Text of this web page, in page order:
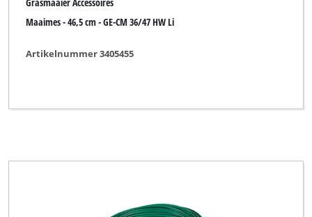
Maaimes - 46,5 cm - GE-CM 36/47 HW Li
Artikelnummer 3405455